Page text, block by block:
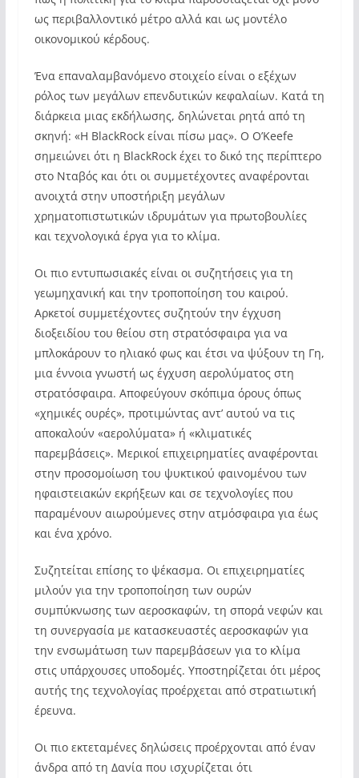
ως περιβαλλοντικό μέτρο αλλά και ως μοντέλο
οικονομικού κέρδους.
Ένα επαναλαμβανόμενο στοιχείο είναι ο εξέχων
ρόλος των μεγάλων επενδυτικών κεφαλαίων. Κατά τη
διάρκεια μιας εκδήλωσης, δηλώνεται ρητά από τη
σκηνή: «Η BlackRock είναι πίσω μας». Ο O’Keefe
σημειώνει ότι η BlackRock έχει το δικό της περίπτερο
στο Νταβός και ότι οι συμμετέχοντες αναφέρονται
ανοιχτά στην υποστήριξη μεγάλων
χρηματοπιστωτικών ιδρυμάτων για πρωτοβουλίες
και τεχνολογικά έργα για το κλίμα.
Οι πιο εντυπωσιακές είναι οι συζητήσεις για τη
γεωμηχανική και την τροποποίηση του καιρού.
Αρκετοί συμμετέχοντες συζητούν την έγχυση
διοξειδίου του θείου στη στρατόσφαιρα για να
μπλοκάρουν το ηλιακό φως και έτσι να ψύξουν τη Γη,
μια έννοια γνωστή ως έγχυση αερολύματος στη
στρατόσφαιρα. Αποφεύγουν σκόπιμα όρους όπως
«χημικές ουρές», προτιμώντας αντ’ αυτού να τις
αποκαλούν «αερολύματα» ή «κλιματικές
παρεμβάσεις». Μερικοί επιχειρηματίες αναφέρονται
στην προσομοίωση του ψυκτικού φαινομένου των
ηφαιστειακών εκρήξεων και σε τεχνολογίες που
παραμένουν αιωρούμενες στην ατμόσφαιρα για έως
και ένα χρόνο.
Συζητείται επίσης το ψέκασμα. Οι επιχειρηματίες
μιλούν για την τροποποίηση των ουρών
συμπύκνωσης των αεροσκαφών, τη σπορά νεφών και
τη συνεργασία με κατασκευαστές αεροσκαφών για
την ενσωμάτωση των παρεμβάσεων για το κλίμα
στις υπάρχουσες υποδομές. Υποστηρίζεται ότι μέρος
αυτής της τεχνολογίας προέρχεται από στρατιωτική
έρευνα.
Οι πιο εκτεταμένες δηλώσεις προέρχονται από έναν
άνδρα από τη Δανία που ισχυρίζεται ότι